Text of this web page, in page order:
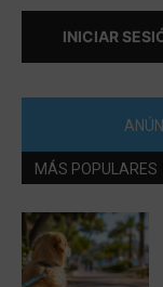
INICIAR
MÁS POPULARES